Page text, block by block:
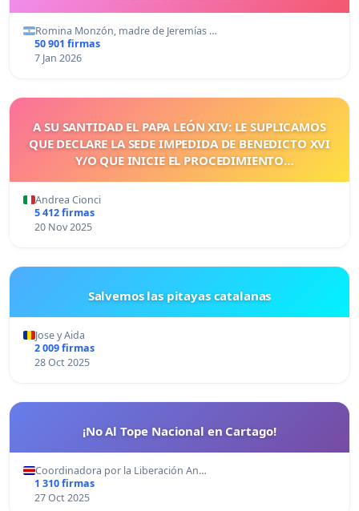
Romina Monzón, madre de Jeremías …
50 901 firmas
7 Jan 2026
A SU SANTIDAD EL PAPA LEÓN XIV: LE SUPLICAMOS
QUE DECLARE LA SEDE IMPEDIDA DE BENEDICTO XVI
Y/O QUE INICIE EL PROCEDIMIENTO
Andrea Cionci
5 412 firmas
20 Nov 2025
Salvemos las pitayas catalanas
Jose y Aida
2 009 firmas
28 Oct 2025
¡No Al Tope Nacional en Cartago!
Coordinadora por la Liberación An…
1 310 firmas
27 Oct 2025